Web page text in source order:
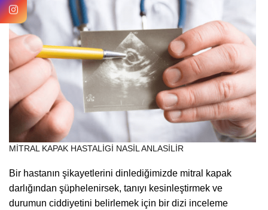
MITRAL KAPAK HASTALIGI NASIL ANLASILIR
Bir hastanın şikayetlerini dinlediğimizde mitral kapak
darlığından şüphelenirsek, tanıyı kesinleştirmek ve
durumun ciddiyetini belirlemek için bir dizi inceleme